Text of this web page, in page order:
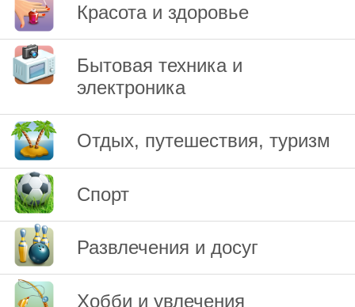
Красота и здоровье
Бытовая техника и
электроника
Отдых, путешествия, туризм
Спорт
Развлечения и досуг
Хобби и увлечения